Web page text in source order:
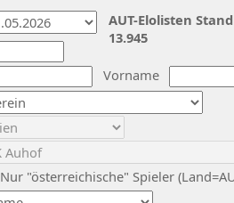
Vorname
Nur "österreichische" Spieler
AUT-Elolisten
13.945